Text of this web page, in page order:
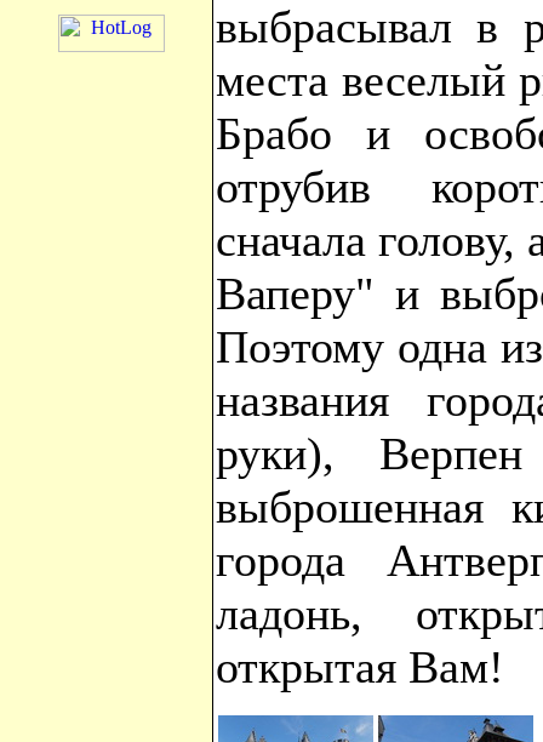
выбрасывал в
места веселый
Брабо и
отрубив
сначала
Ваперу" и
Поэтому одна
названия
руки),
выброшенная
города
ладонь,
открытая Вам!